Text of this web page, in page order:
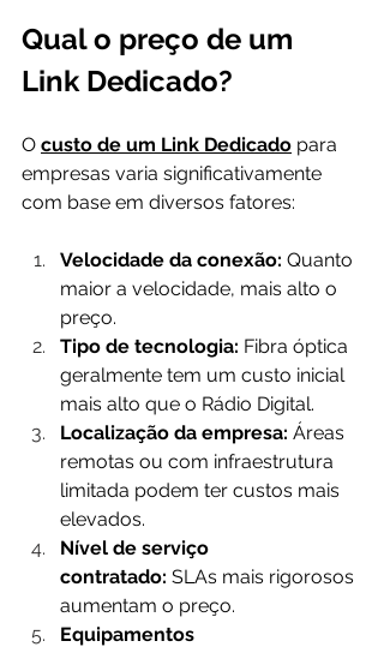
Qual o preço de um
Link Dedicado?
O custo de um Link Dedicado para
empresas varia significativamente
com base em diversos fatores:
Velocidade da conexão: Quanto
maior a velocidade, mais alto o
preço.
Tipo de tecnologia: Fibra óptica
geralmente tem um custo inicial
mais alto que o Rádio Digital.
Localização da empresa: Áreas
remotas ou com infraestrutura
limitada podem ter custos mais
elevados.
Nível de serviço
contratado: SLAs mais rigorosos
aumentam o preço.
Equipamentos